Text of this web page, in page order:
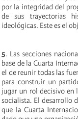
por la integridad del
de sus trayectorias
ideológicas. Este es el
5. Las secciones
base de la Cuarta
el de reunir todas las
para construir un
jugar un rol decisivo en
socialista. El desarrollo
que la Cuarta